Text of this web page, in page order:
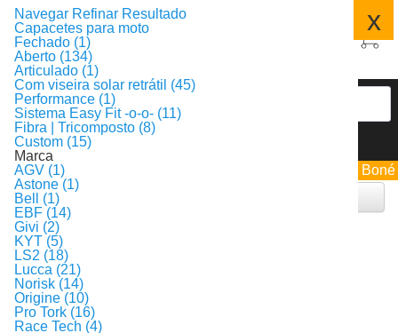
x
Navegar Refinar Resultado
Capacetes para moto
Fechado (1)
Aberto (134)
Articulado (1)
Com viseira solar retrátil (45)
Performance (1)
Sistema Easy Fit -o-o- (11)
Fibra | Tricomposto (8)
Custom (15)
Marca
AGV (1)
Astone (1)
Bell (1)
EBF (14)
Givi (2)
KYT (5)
LS2 (18)
Lucca (21)
Norisk (14)
Origine (10)
Pro Tork (16)
Race Tech (4)
Resultado da Busca
Produtos encontrados:
capacete-aberto
Ordenar por:
Itens por página:
Produtos selecionados para comparar:
primeiro
Ganhe 1 Boné